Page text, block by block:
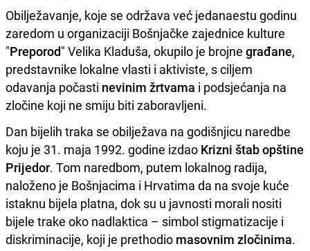
Obilježavanje, koje se održava već jedanaestu godinu
zaredom u organizaciji Bošnjačke zajednice kulture
"Preporod" Velika Kladuša, okupilo je brojne građane,
predstavnike lokalne vlasti i aktiviste, s ciljem
odavanja počasti nevinim žrtvama i podsjećanja na
zločine koji ne smiju biti zaboravljeni.
Dan bijelih traka se obilježava na godišnjicu naredbe
koju je 31. maja 1992. godine izdao Krizni štab opštine
Prijedor. Tom naredbom, putem lokalnog radija,
naloženo je Bošnjacima i Hrvatima da na svoje kuće
istaknu bijela platna, dok su u javnosti morali nositi
bijele trake oko nadlaktica – simbol stigmatizacije i
diskriminacije, koji je prethodio masovnim zločinima.